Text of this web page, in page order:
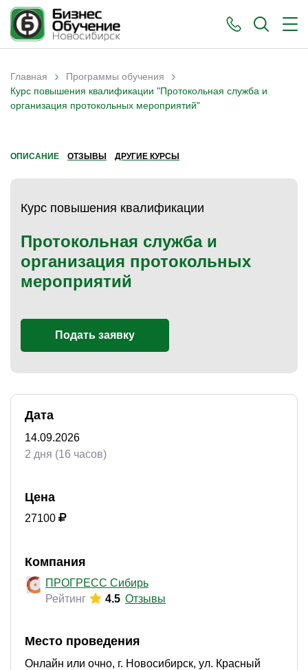
Вы здесь
Главная › Программы обучения ›
Курс повышения квалификации "Протокольная служба и
организация протокольных мероприятий"
ОПИСАНИЕ ОТЗЫВЫ ДРУГИЕ КУРСЫ
Курс повышения квалификации
Протокольная служба и
организация протокольных
мероприятий
Подать заявку
Дата
14.09.2026
2 дня (16 часов)
Цена
27100
Компания
ПРОГРЕСС Сибирь
Рейтинг
4.5 Отзывы
Место проведения
Онлайн или очно, г. Новосибирск, ул. Красный